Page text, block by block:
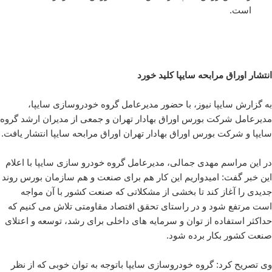
است.
انتشار اوراق مرابحه سایپا کلید خورد
به گزارش سایپا نیوز، با حضور مدیرعامل گروه خودروسازی سایپا،
مدیرعامل شرکت بورس اوراق بهادار تهران و جمعی از مدیران ارشد گروه
سایپا و شرکت بورس اوراق بهادار تهران اوراق مرابحه سایپا انتشار یافت.
در این مراسم مهدی جمالی، مدیرعامل گروه خودرو سازی سایپا با اعلام
این خبر گفت: امیدواریم این کار هم برای صنعت و هم سازمان بورس روند
جدیدی را آغاز کند تا بخشی از مشکلاتی که صنعت کشور با آن مواجه
است مرتفع شود و در راستای تحقق اقتصاد مقاومتی تلاش می کنیم که
حداکثر استفاده از توان و سرمایه های داخلی برای رشد، توسعه و اعتلای
صنعت کشور بکار برده شود.
وی تصریح کرد: گروه خودروسازی سایپا باتوجه به توان خوبی که از نظر